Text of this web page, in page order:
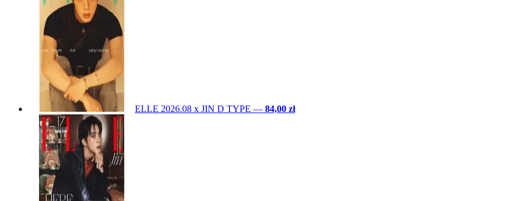
ELLE 2026.08 x JIN D TYPE — 84,00 zł